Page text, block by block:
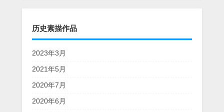
历史素描作品
2023年3月
2021年5月
2020年7月
2020年6月